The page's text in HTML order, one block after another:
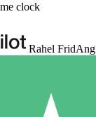
clock
Rahel FridAng